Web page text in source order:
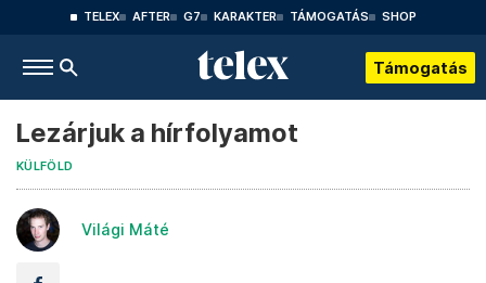
TELEX AFTER G7 KARAKTER TÁMOGATÁS SHOP
Támogatás
Lezárjuk a hírfolyamot
KÜLFÖLD
Világi Máté